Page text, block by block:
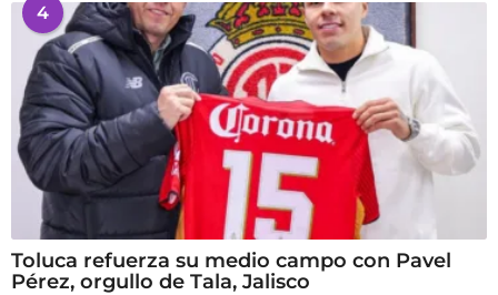
4
Toluca refuerza su medio campo con Pavel
Pérez, orgullo de Tala, Jalisco